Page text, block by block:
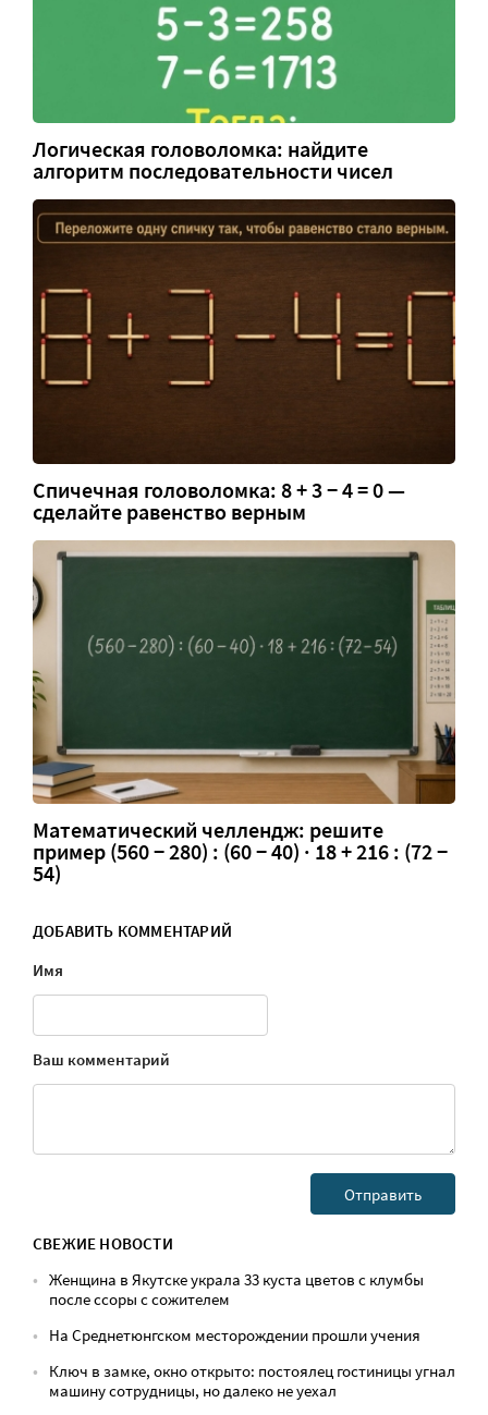
Логическая головоломка: найдите
алгоритм последовательности чисел
Спичечная головоломка: 8 + 3 − 4 = 0 —
сделайте равенство верным
Математический челлендж: решите
пример (560 − 280) : (60 − 40) · 18 + 216 : (72 −
54)
ДОБАВИТЬ КОММЕНТАРИЙ
Имя
Ваш комментарий
СВЕЖИЕ НОВОСТИ
Женщина в Якутске украла 33 куста цветов с клумбы
после ссоры с сожителем
На Среднетюнгском месторождении прошли учения
Ключ в замке, окно открыто: постоялец гостиницы угнал
машину сотрудницы, но далеко не уехал